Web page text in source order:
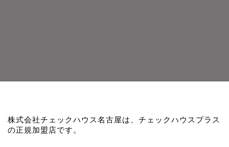
株式会社チェックハウス名古屋は、チェックハウスプラス
の正規加盟店です。